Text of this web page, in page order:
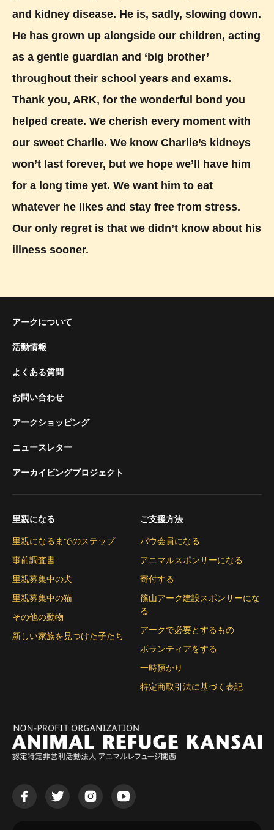
and kidney disease. He is, sadly, slowing down.
He has grown up alongside our children, acting
as a gentle guardian and ‘big brother’
throughout their school years and exams.
Thank you, ARK, for the wonderful bond you
helped create. We cherish every moment with
our sweet Charlie. We know Charlie’s kidneys
won’t last forever, but we hope we’ll have him
for a long time yet. We want him to eat
whatever he likes and stay free from stress.
Our only regret is that we didn’t know about his
illness sooner.
アークについて
活動情報
よくある質問
お問い合わせ
アークショッピング
ニュースレター
アーカイビングプロジェクト
里親になる
里親になるまでのステップ
事前調査書
里親募集中の犬
里親募集中の猫
その他の動物
新しい家族を見つけた子たち
ご支援方法
パウ会員になる
アニマルスポンサーになる
寄付する
篠山アーク建設スポンサーにな
る
アークで必要とするもの
ボランティアをする
一時預かり
特定商取引法に基づく表記